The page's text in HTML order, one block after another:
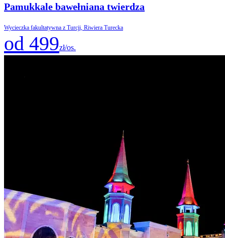
Pamukkale bawełniana twierdza
Wycieczka fakultatywna z Turcji, Riwiera Turecka
od 499zł/os.